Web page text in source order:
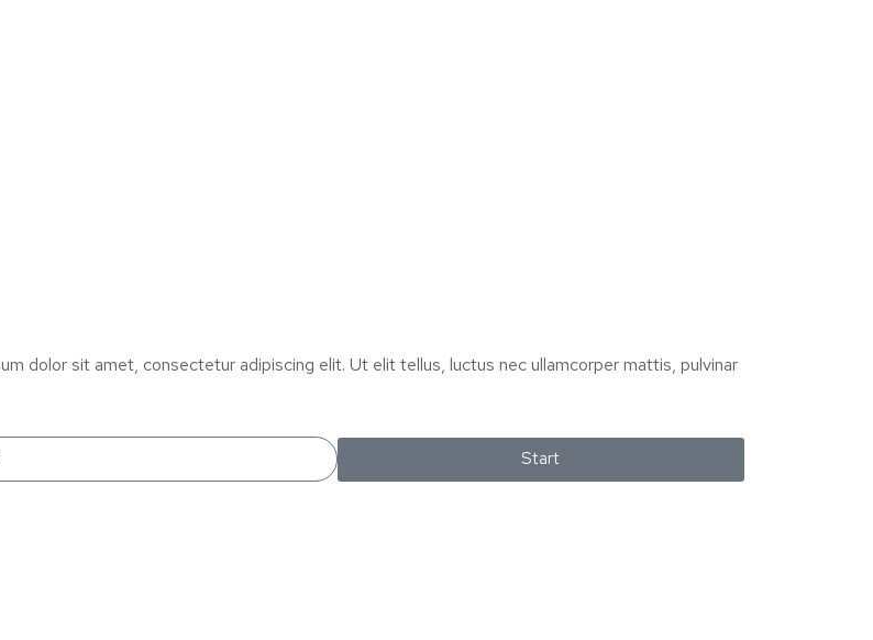
dolor sit amet, consectetur adipiscing elit. Ut elit tellus, luctus nec ullamcorper mattis, pulvinar
Start